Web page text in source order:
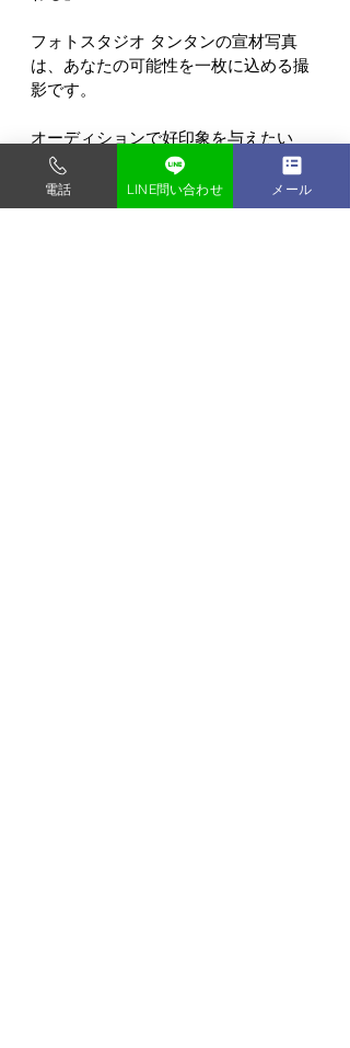
フォトスタジオ タンタンの宣材写真
は、あなたの可能性を一枚に込める撮
影です。
オーディションで好印象を与えたい
方、自分らしさを伝える宣材写真を探
している方は、ぜひ一度ご相談くださ
い。
電話 LINE問い合わせ メール